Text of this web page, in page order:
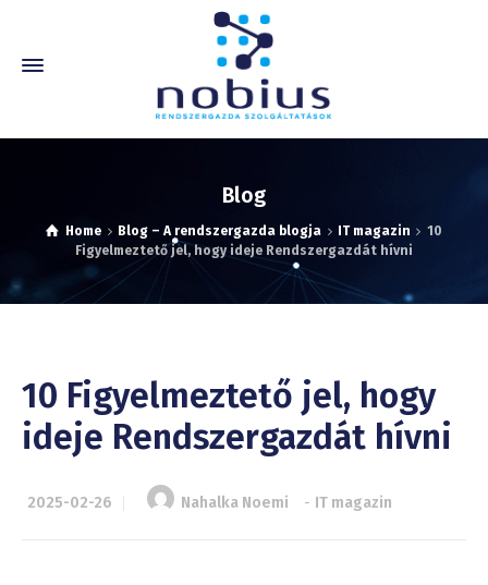
Blog
Home Blog – A rendszergazda blogja IT magazin
10
Figyelmeztető jel, hogy ideje Rendszergazdát hívni
10 Figyelmeztető jel, hogy
ideje Rendszergazdát hívni
2025-02-26 Nahalka Noemi - IT magazin